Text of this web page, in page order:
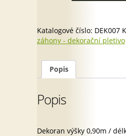
Katalogové číslo: DEK007
záhony - dekorační pletivo
Popis
Popis
Dekoran výšky 0,90m /